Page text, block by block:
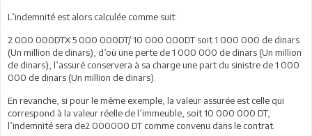
L’indemnité est alors calculée comme suit:
2 000 000DTX 5 000 000DT/ 10 000 000DT soit 1 000 000 de dinars
(Un million de dinars), d’où une perte de 1 000 000 de dinars (Un million
de dinars), l’assuré conservera à sa charge une part du sinistre de 1 000
000 de dinars (Un million de dinars).
En revanche, si pour le même exemple, la valeur assurée est celle qui
correspond à la valeur réelle de l’immeuble, soit 10 000 000 DT,
l’indemnité sera de2 000000 DT comme convenu dans le contrat.